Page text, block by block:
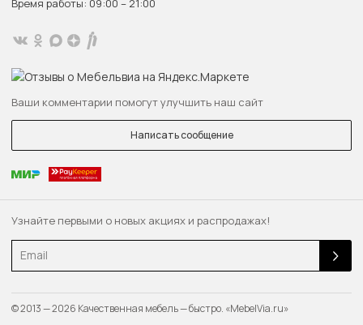
Узнайте первыми о новых акциях и распродажах!
Email
Время работы: 09:00 – 21:00
Ваши комментарии помогут улучшить наш сайт
Написать сообщение
© 2013 — 2026 Качественная мебель — быстро. «MebelVia.ru»